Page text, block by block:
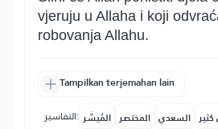
vjeruju u Allaha i koji
robovanja Allahu.
Tampilkan terjemahan lain
التفاسير: المُيسَّر المختصر السعدي كثير